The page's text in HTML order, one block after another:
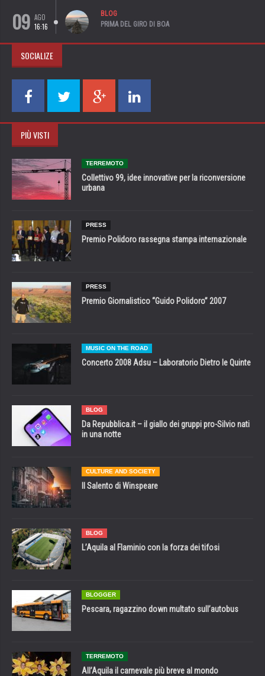
09 AGO
16:16
BLOG
PRIMA DEL GIRO DI BOA
SOCIALIZE
PIÙ VISTI
TERREMOTO
Collettivo 99, idee innovative per la riconversione
urbana
PRESS
Premio Polidoro rassegna stampa internazionale
PRESS
Premio Giornalistico “Guido Polidoro” 2007
MUSIC ON THE ROAD
Concerto 2008 Adsu – Laboratorio Dietro le Quinte
BLOG
Da Repubblica.it – il giallo dei gruppi pro-Silvio nati
in una notte
CULTURE AND SOCIETY
Il Salento di Winspeare
BLOG
L’Aquila al Flaminio con la forza dei tifosi
BLOGGER
Pescara, ragazzino down multato sull’autobus
TERREMOTO
All’Aquila il carnevale più breve al mondo